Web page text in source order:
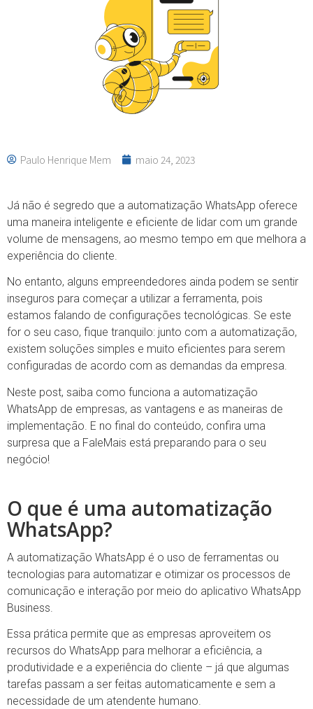
Paulo Henrique Mem maio 24, 2023
Já não é segredo que a automatização WhatsApp oferece
uma maneira inteligente e eficiente de lidar com um grande
volume de mensagens, ao mesmo tempo em que melhora a
experiência do cliente.
No entanto, alguns empreendedores ainda podem se sentir
inseguros para começar a utilizar a ferramenta, pois
estamos falando de configurações tecnológicas. Se este
for o seu caso, fique tranquilo: junto com a automatização,
existem soluções simples e muito eficientes para serem
configuradas de acordo com as demandas da empresa.
Neste post, saiba como funciona a automatização
WhatsApp de empresas, as vantagens e as maneiras de
implementação. E no final do conteúdo, confira uma
surpresa que a FaleMais está preparando para o seu
negócio!
O que é uma automatização
WhatsApp?
A automatização WhatsApp é o uso de ferramentas ou
tecnologias para automatizar e otimizar os processos de
comunicação e interação por meio do aplicativo WhatsApp
Business.
Essa prática permite que as empresas aproveitem os
recursos do WhatsApp para melhorar a eficiência, a
produtividade e a experiência do cliente – já que algumas
tarefas passam a ser feitas automaticamente e sem a
necessidade de um atendente humano.